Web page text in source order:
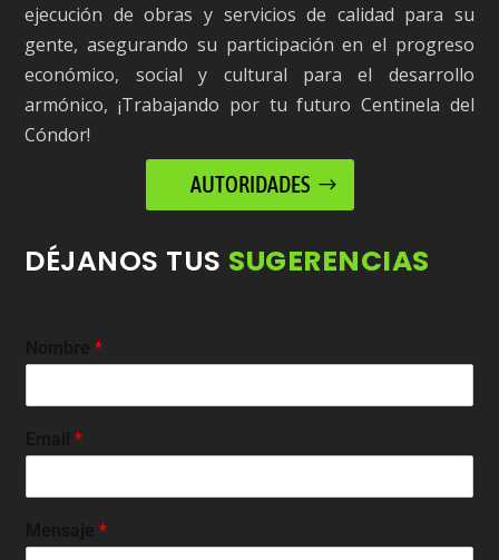
ejecución de obras y servicios de calidad para su
gente, asegurando su participación en el progreso
económico, social y cultural para el desarrollo
armónico, ¡Trabajando por tu futuro Centinela del
Cóndor!
AUTORIDADES
DÉJANOS TUS SUGERENCIAS
Nombre*
Email*
Mensaje*